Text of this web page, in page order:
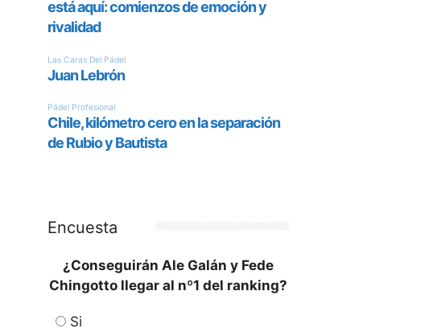
Encuesta
¿Conseguirán Ale Galán y Fede
Chingotto llegar al nº1 del ranking?
Si